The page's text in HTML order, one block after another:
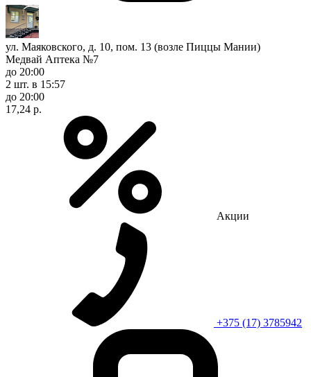
ул. Маяковского, д. 10, пом. 13 (возле Пиццы Мании)
Медвай Аптека №7
до 20:00
2 шт. в 15:57
до 20:00
17,24 р.
Акции
+375 (17) 3785942